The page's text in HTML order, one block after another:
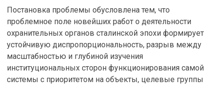
Постановка проблемы обусловлена тем, что
проблемное поле новейших работ о деятельности
охранительных органов сталинской эпохи формирует
устойчивую диспропорциональность, разрыв между
масштабностью и глубиной изучения
институциональных сторон функционирования самой
системы с приоритетом на объекты, целевые группы